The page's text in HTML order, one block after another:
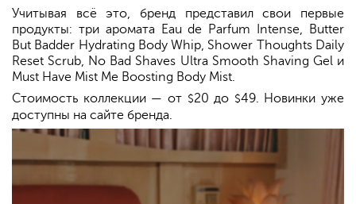
Учитывая всё это, бренд представил свои первые
продукты: три аромата Eau de Parfum Intense, Butter
But Badder Hydrating Body Whip, Shower Thoughts Daily
Reset Scrub, No Bad Shaves Ultra Smooth Shaving Gel и
Must Have Mist Me Boosting Body Mist.
Стоимость коллекции — от $20 до $49. Новинки уже
доступны на сайте бренда.